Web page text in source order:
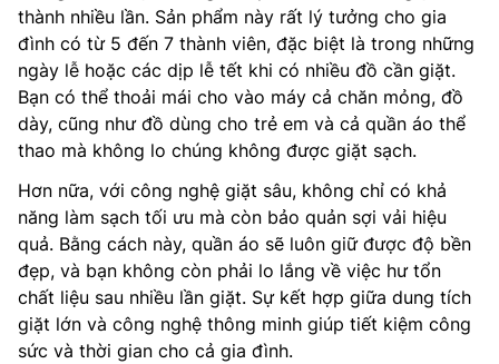
thành nhiều lần. Sản phẩm này rất lý tưởng cho gia
đình có từ 5 đến 7 thành viên, đặc biệt là trong những
ngày lễ hoặc các dịp lễ tết khi có nhiều đồ cần giặt.
Bạn có thể thoải mái cho vào máy cả chăn mỏng, đồ
dày, cũng như đồ dùng cho trẻ em và cả quần áo thể
thao mà không lo chúng không được giặt sạch.
Hơn nữa, với công nghệ giặt sâu, không chỉ có khả
năng làm sạch tối ưu mà còn bảo quản sợi vải hiệu
quả. Bằng cách này, quần áo sẽ luôn giữ được độ bền
đẹp, và bạn không còn phải lo lắng về việc hư tổn
chất liệu sau nhiều lần giặt. Sự kết hợp giữa dung tích
giặt lớn và công nghệ thông minh giúp tiết kiệm công
sức và thời gian cho cả gia đình.